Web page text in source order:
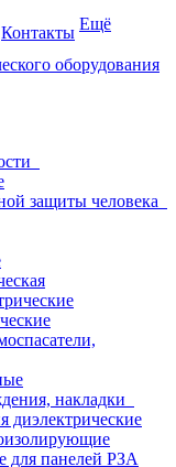
Контакты Ещё
защиты человека
накладки
панелей РЗА